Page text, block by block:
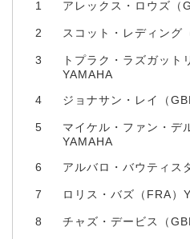
1 アレックス・ロウズ（
2 スコット・レディング
3
トプラク・ラズガット
YAMAHA
4 ジョナサン・レイ（
5
マイケル・ファン・デ
YAMAHA
6 アルバロ・バウティス
7 ロリス・バズ（FRA）
8 チャズ・デービス（